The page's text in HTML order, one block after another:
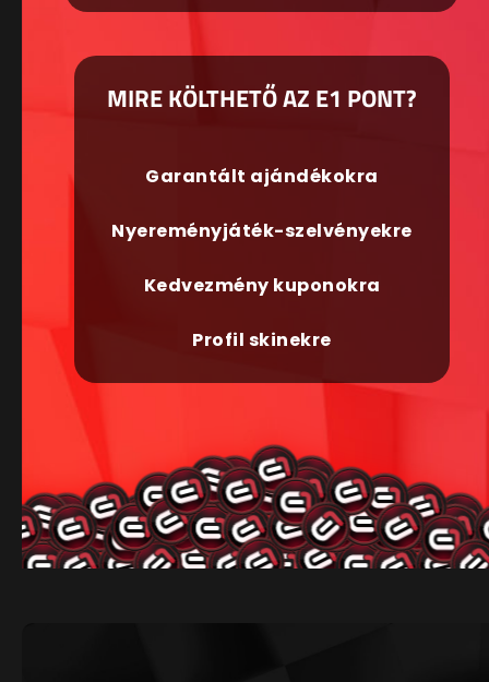
MIRE KÖLTHETŐ AZ E1 PONT?
Garantált ajándékokra
Nyereményjáték-szelvényekre
Kedvezmény kuponokra
Profil skinekre